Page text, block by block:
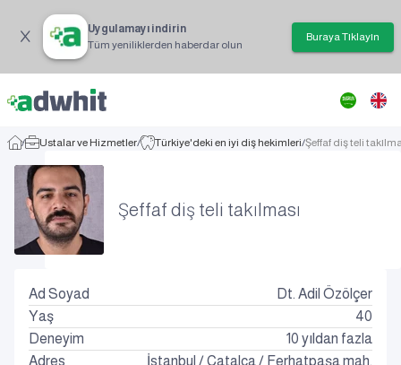
Uygulamayı indirin
Tüm yeniliklerden haberdar olun
Buraya Tıklayın
/ Ustalar ve Hizmetler/ Türkiye'deki en iyi diş hekimleri/Şeffaf diş teli
Şeffaf diş teli takılması
Ad Soyad
Dt. Adil Özölçer
Yaş
40
Deneyim
10 yıldan fazla
Adres
İstanbul /Çatalca/ Ferhatpaşa mah.